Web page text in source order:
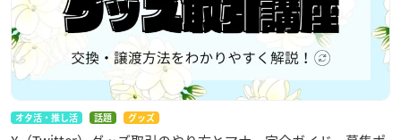
オタ活・推し活 話題 グッズ